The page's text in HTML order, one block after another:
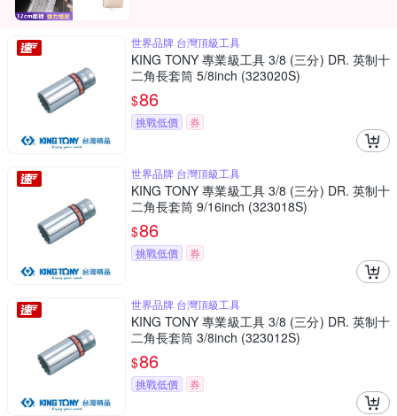
世界品牌 台灣頂級工具
KING TONY 專業級工具 3/8 (三分) DR. 英制十
二角長套筒 5/8inch (323020S)
$86
挑戰低價 券
世界品牌 台灣頂級工具
KING TONY 專業級工具 3/8 (三分) DR. 英制十
二角長套筒 9/16inch (323018S)
$86
挑戰低價 券
世界品牌 台灣頂級工具
KING TONY 專業級工具 3/8 (三分) DR. 英制十
二角長套筒 3/8inch (323012S)
$86
挑戰低價 券